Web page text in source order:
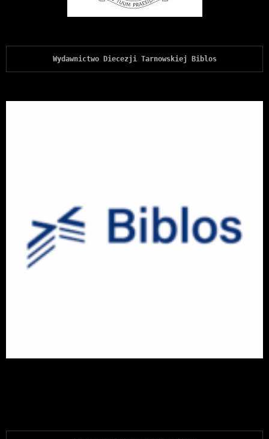
Wydawnictwo Diecezji Tarnowskiej Biblos